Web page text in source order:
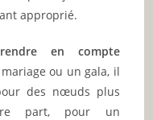
approprié.
en compte
ou un gala, il
des nœuds plus
part, pour un